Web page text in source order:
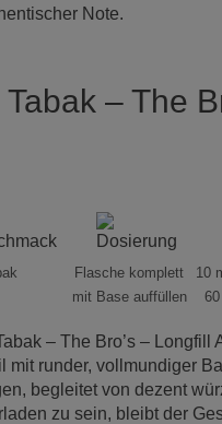
Note.
Tabak – The
Flasche komplett
mit Base auffüllen
10
– The Bro’s –
mit runder, vollmundiger
begleitet von dezent
zu sein, bleibt der